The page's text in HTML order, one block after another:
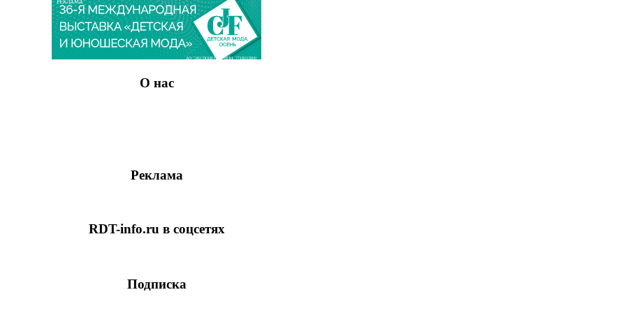
РЕКЛАМА
АО "ЭКСПОЦЕНТР" ИНН: 7718033809
О нас
Реклама
RDT-info.ru в соцсетях
Подписка